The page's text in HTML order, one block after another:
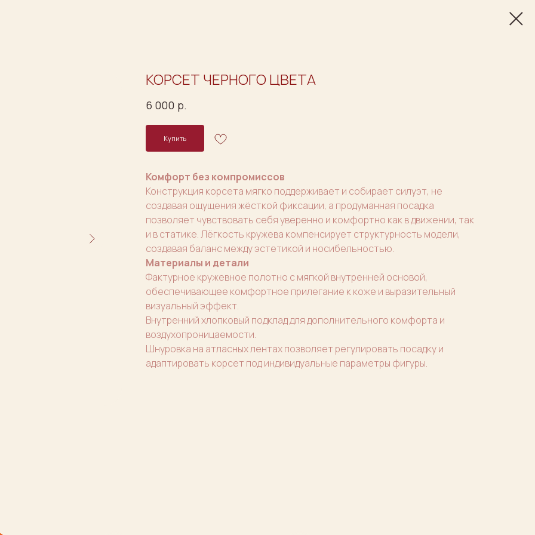
КОРСЕТ ЧЕРНОГО ЦВЕТА
6 000 р.
Купить
Комфорт без компромиссов
Конструкция корсета мягко поддерживает и собирает силуэт, не
создавая ощущения жёсткой фиксации, а продуманная посадка
позволяет чувствовать себя уверенно и комфортно как в движении, так
и в статике. Лёгкость кружева компенсирует структурность модели,
создавая баланс между эстетикой и носибельностью.
Материалы и детали
Фактурное кружевное полотно с мягкой внутренней основой,
обеспечивающее комфортное прилегание к коже и выразительный
визуальный эффект.
Внутренний хлопковый подклад для дополнительного комфорта и
воздухопроницаемости.
Шнуровка на атласных лентах позволяет регулировать посадку и
адаптировать корсет под индивидуальные параметры фигуры.